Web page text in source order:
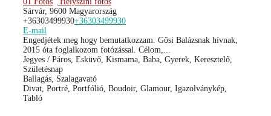
Sárvár, 9600 Magyarország
+36303499930+36303499930
E-mail
Engedjétek meg hogy bemutatkozzam. Gősi Balázsnak hívnak,
2015 óta foglalkozom fotózással. Célom,...
Jegyes / Páros, Esküvő, Kismama, Baba, Gyerek, Keresztelő,
Születésnap
Ballagás, Szalagavató
Divat, Portré, Portfólió, Boudoir, Glamour, Igazolványkép,
Tabló